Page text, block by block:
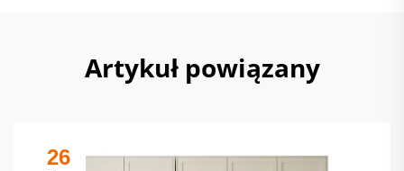
Artykuł powiązany
26